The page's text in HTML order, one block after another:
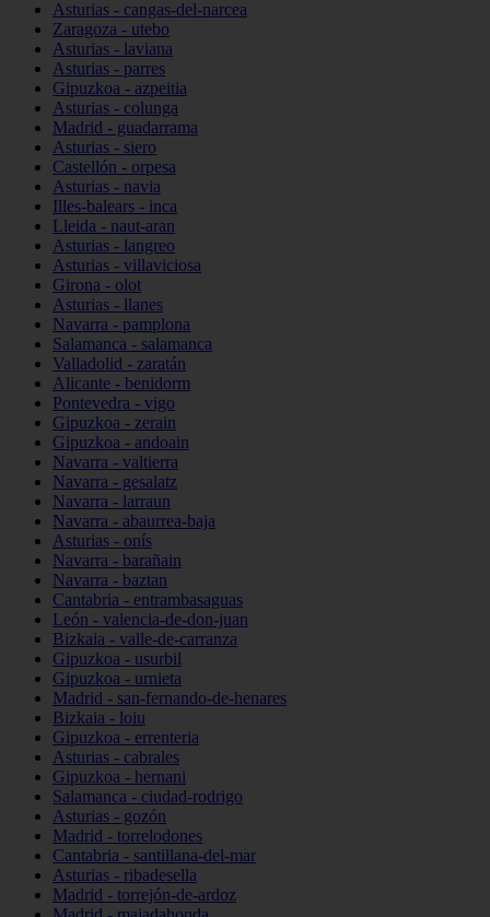
Asturias - cangas-del-narcea
Zaragoza - utebo
Asturias - laviana
Asturias - parres
Gipuzkoa - azpeitia
Asturias - colunga
Madrid - guadarrama
Asturias - siero
Castellón - orpesa
Asturias - navia
Illes-balears - inca
Lleida - naut-aran
Asturias - langreo
Asturias - villaviciosa
Girona - olot
Asturias - llanes
Navarra - pamplona
Salamanca - salamanca
Valladolid - zaratán
Alicante - benidorm
Pontevedra - vigo
Gipuzkoa - zerain
Gipuzkoa - andoain
Navarra - valtierra
Navarra - gesalatz
Navarra - larraun
Navarra - abaurrea-baja
Asturias - onís
Navarra - barañain
Navarra - baztan
Cantabria - entrambasaguas
León - valencia-de-don-juan
Bizkaia - valle-de-carranza
Gipuzkoa - usurbil
Gipuzkoa - urnieta
Madrid - san-fernando-de-henares
Bizkaia - loiu
Gipuzkoa - errenteria
Asturias - cabrales
Gipuzkoa - hernani
Salamanca - ciudad-rodrigo
Asturias - gozón
Madrid - torrelodones
Cantabria - santillana-del-mar
Asturias - ribadesella
Madrid - torrejón-de-ardoz